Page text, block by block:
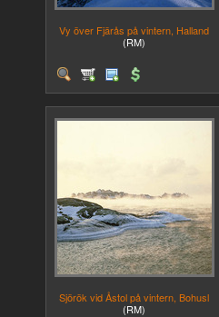
Vy över Fjärås på vintern, Halland
(RM)
Sjörök vid Åstol på vintern, Bohusl
(RM)